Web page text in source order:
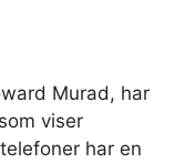
Murad, har
viser
har en